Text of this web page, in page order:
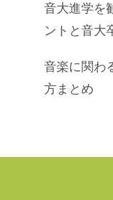
音大進学を
ントと音大
音楽に関わ
方まとめ